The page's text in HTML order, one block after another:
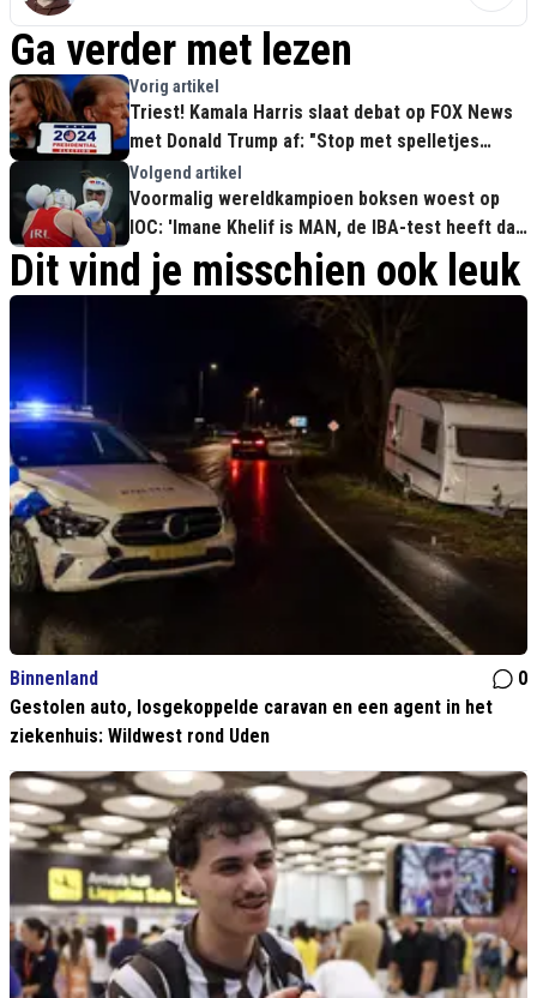
Ga verder met lezen
Vorig artikel
Triest! Kamala Harris slaat debat op FOX News
met Donald Trump af: "Stop met spelletjes
spelen!"
Volgend artikel
Voormalig wereldkampioen boksen woest op
IOC: 'Imane Khelif is MAN, de IBA-test heeft dat
BEWEZEN'
Dit vind je misschien ook leuk
Binnenland
0
Gestolen auto, losgekoppelde caravan en een agent in het
ziekenhuis: Wildwest rond Uden